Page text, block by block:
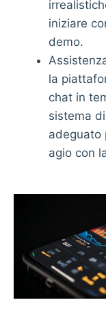
iniziare
demo.
la
chat in
sistema
adeguato
agio con